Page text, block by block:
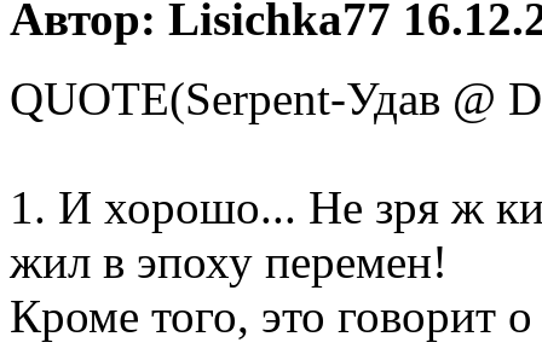
Автор: Lisichka77
QUOTE(Serpent-Удав @
1. И хорошо... Не зря ж
жил в эпоху перемен!
Кроме того, это говорит